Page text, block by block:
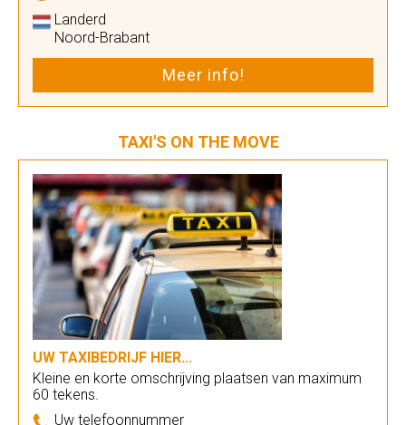
Landerd
Noord-Brabant
Meer info!
TAXI'S ON THE MOVE
UW TAXIBEDRIJF HIER...
Kleine en korte omschrijving plaatsen van maximum
60 tekens.
Uw telefoonnummer